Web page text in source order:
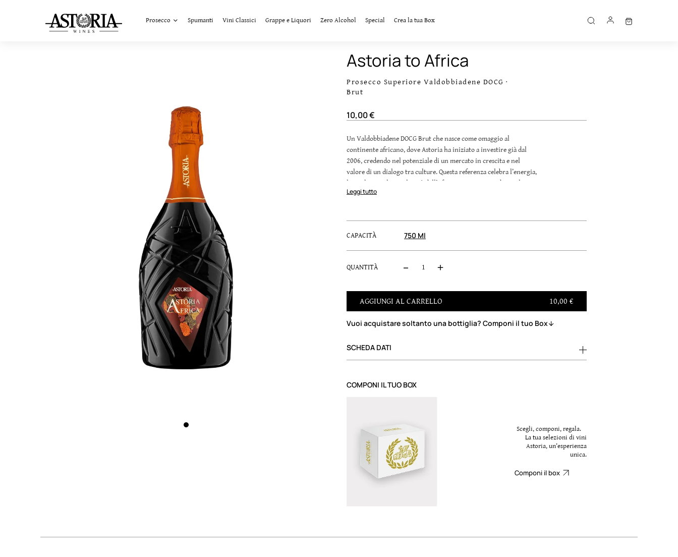
Prosecco Spumanti Vini Classici Grappe e Liquori Zero Alcohol Special Crea la tua Box
Astoria to Africa
Prosecco Superiore Valdobbiadene DOCG ·
Brut
10,00 €
Un Valdobbiadene DOCG Brut che nasce come omaggio al
continente africano, dove Astoria ha iniziato a investire già dal
2006, credendo nel potenziale di un mercato in crescita e nel
valore di un dialogo tra culture. Questa referenza celebra l’energia,
la ricchezza e le peculiarità dell’Africa, con uno sguardo rivolto
allo sviluppo e alla condivisione del Prosecco nel mondo
Leggi tutto
CAPACITÀ 750 Ml
QUANTITÀ
AGGIUNGI AL CARRELLO 10,00 €
Vuoi acquistare soltanto una bottiglia? Componi il tuo Box
SCHEDA DATI
COMPONI IL TUO BOX
Scegli, componi, regala.
La tua selezioni di vini
Astoria, un’esperienza
unica.
Componi il box